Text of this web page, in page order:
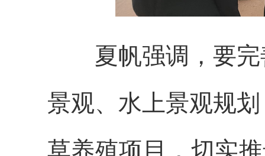
夏帆强调，要
景观、水上景观规
草养殖项目，切实